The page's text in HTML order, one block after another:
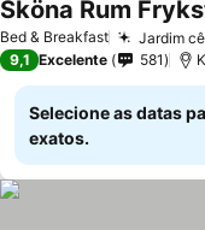
Bed & Breakfast Jardim
Sköna Rum
9,1 Excelente 581
Selecione as datas
exatos.